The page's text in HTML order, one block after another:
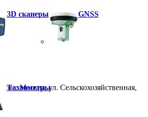
Москва, ул. Сельскохозяйственная,
3D сканеры GNSS
Тахеометры